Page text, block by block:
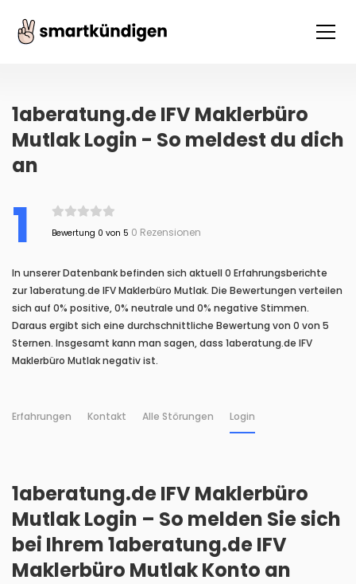
1aberatung.de IFV Maklerbüro
Mutlak Login - So meldest du dich
an
1 Bewertung 0 von 5 0 Rezensionen
In unserer Datenbank befinden sich aktuell 0 Erfahrungsberichte
zur 1aberatung.de IFV Maklerbüro Mutlak. Die Bewertungen verteilen
sich auf 0% positive, 0% neutrale und 0% negative Stimmen.
Daraus ergibt sich eine durchschnittliche Bewertung von 0 von 5
Sternen. Insgesamt kann man sagen, dass 1aberatung.de IFV
Maklerbüro Mutlak negativ ist.
Erfahrungen Kontakt Alle Störungen Login
1aberatung.de IFV Maklerbüro
Mutlak Login – So melden Sie sich
bei Ihrem 1aberatung.de IFV
Maklerbüro Mutlak Konto an